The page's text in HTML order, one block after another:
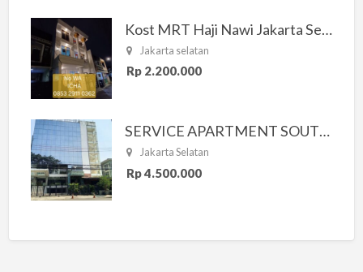
Kost MRT Haji Nawi Jakarta Selatan
Jakarta selatan
Rp 2.200.000
SERVICE APARTMENT SOUTH RESIDENCE
Jakarta Selatan
Rp 4.500.000